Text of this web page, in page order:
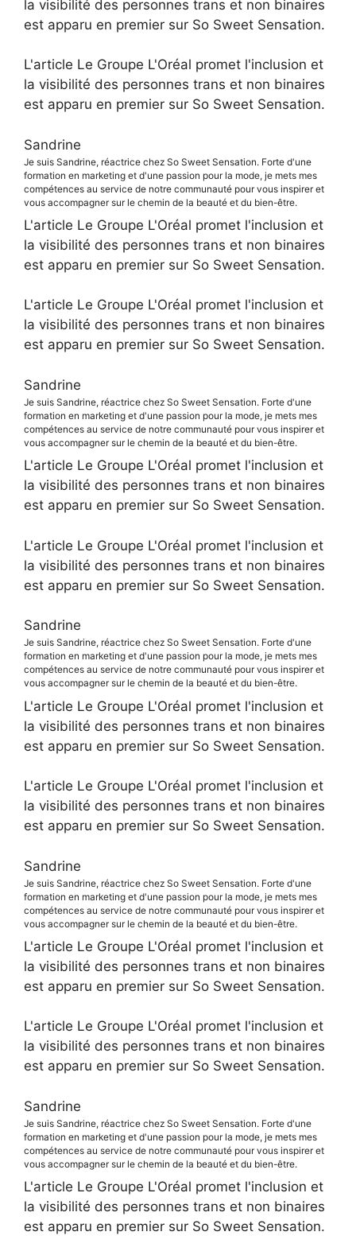
la visibilité des personnes trans et non binaires
est apparu en premier sur So Sweet Sensation.
L'article Le Groupe L'Oréal promet l'inclusion et
la visibilité des personnes trans et non binaires
est apparu en premier sur So Sweet Sensation.
Sandrine
Je suis Sandrine, réactrice chez So Sweet Sensation. Forte d'une
formation en marketing et d'une passion pour la mode, je mets mes
compétences au service de notre communauté pour vous inspirer et
vous accompagner sur le chemin de la beauté et du bien-être.
L'article Le Groupe L'Oréal promet l'inclusion et
la visibilité des personnes trans et non binaires
est apparu en premier sur So Sweet Sensation.
L'article Le Groupe L'Oréal promet l'inclusion et
la visibilité des personnes trans et non binaires
est apparu en premier sur So Sweet Sensation.
Sandrine
Je suis Sandrine, réactrice chez So Sweet Sensation. Forte d'une
formation en marketing et d'une passion pour la mode, je mets mes
compétences au service de notre communauté pour vous inspirer et
vous accompagner sur le chemin de la beauté et du bien-être.
L'article Le Groupe L'Oréal promet l'inclusion et
la visibilité des personnes trans et non binaires
est apparu en premier sur So Sweet Sensation.
L'article Le Groupe L'Oréal promet l'inclusion et
la visibilité des personnes trans et non binaires
est apparu en premier sur So Sweet Sensation.
Sandrine
Je suis Sandrine, réactrice chez So Sweet Sensation. Forte d'une
formation en marketing et d'une passion pour la mode, je mets mes
compétences au service de notre communauté pour vous inspirer et
vous accompagner sur le chemin de la beauté et du bien-être.
L'article Le Groupe L'Oréal promet l'inclusion et
la visibilité des personnes trans et non binaires
est apparu en premier sur So Sweet Sensation.
L'article Le Groupe L'Oréal promet l'inclusion et
la visibilité des personnes trans et non binaires
est apparu en premier sur So Sweet Sensation.
Sandrine
Je suis Sandrine, réactrice chez So Sweet Sensation. Forte d'une
formation en marketing et d'une passion pour la mode, je mets mes
compétences au service de notre communauté pour vous inspirer et
vous accompagner sur le chemin de la beauté et du bien-être.
L'article Le Groupe L'Oréal promet l'inclusion et
la visibilité des personnes trans et non binaires
est apparu en premier sur So Sweet Sensation.
L'article Le Groupe L'Oréal promet l'inclusion et
la visibilité des personnes trans et non binaires
est apparu en premier sur So Sweet Sensation.
Sandrine
Je suis Sandrine, réactrice chez So Sweet Sensation. Forte d'une
formation en marketing et d'une passion pour la mode, je mets mes
compétences au service de notre communauté pour vous inspirer et
vous accompagner sur le chemin de la beauté et du bien-être.
L'article Le Groupe L'Oréal promet l'inclusion et
la visibilité des personnes trans et non binaires
est apparu en premier sur So Sweet Sensation.